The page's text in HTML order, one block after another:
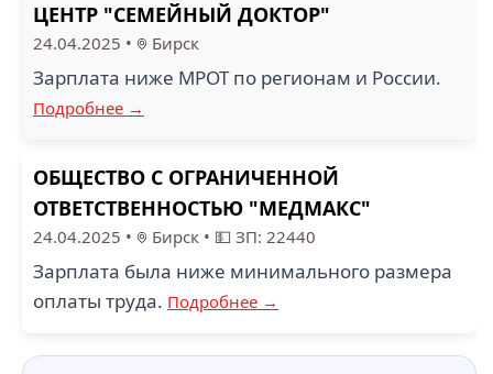
ЦЕНТР "СЕМЕЙНЫЙ ДОКТОР"
24.04.2025 • Бирск
Зарплата ниже МРОТ по регионам и России.
Подробнее →
ОБЩЕСТВО С ОГРАНИЧЕННОЙ
ОТВЕТСТВЕННОСТЬЮ "МЕДМАКС"
24.04.2025 • Бирск • 💵 ЗП: 22440
Зарплата была ниже минимального размера
оплаты труда. Подробнее →